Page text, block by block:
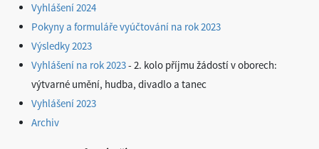
Vyhlášení 2024
Pokyny a formuláře vyúčtování na rok 2023
Výsledky 2023
Vyhlášení na rok 2023- 2. kolo příjmu žádostí v oborech:
výtvarné umění, hudba, divadlo a tanec
Vyhlášení 2023
Archiv